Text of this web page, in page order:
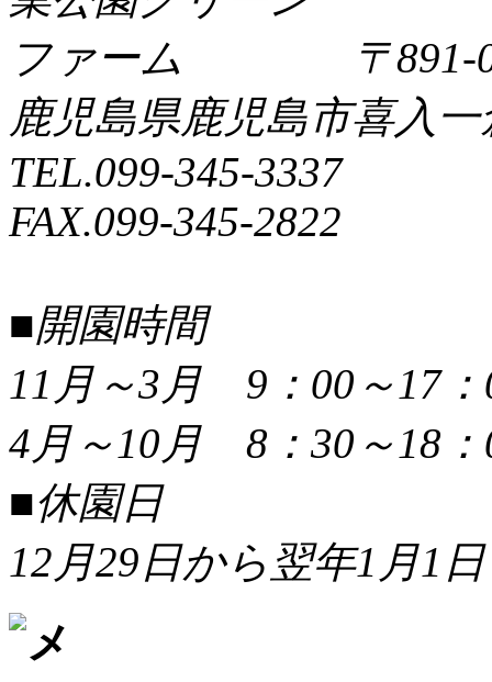
〒891-
鹿児島県鹿児島市喜入一
TEL.099-345-3337
FAX.099-345-2822
■開園時間
11月～3月 9：00～17：
4月～10月 8：30～18：
■休園日
12月29日から翌年1月1日